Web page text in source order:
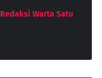
Redaksi Warta Satu